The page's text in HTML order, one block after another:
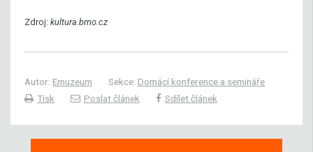
Zdroj: kultura.brno.cz
Autor: Emuzeum Sekce: Domácí konference a semináře
Tisk
Poslat článek Sdílet článek